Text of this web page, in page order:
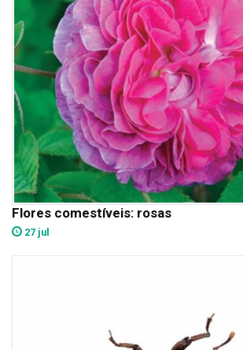
Flores comestíveis: rosas
27 jul